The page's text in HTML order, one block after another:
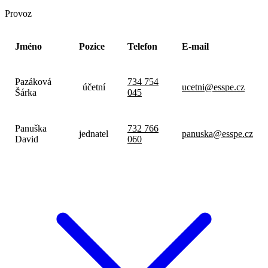
Provoz
Jméno Pozice Telefon E-mail
Pazáková
Šárka
účetní
734 754
045
ucetni@esspe.cz
Panuška
David
jednatel
732 766
060
panuska@esspe.cz